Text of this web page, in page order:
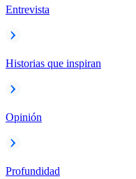
Entrevista
Historias que inspiran
Opinión
Profundidad